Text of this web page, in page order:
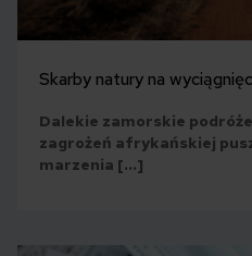
Skarby natury na
Dalekie zamorskie
zagrożeń afrykańskiej
marzenia […]